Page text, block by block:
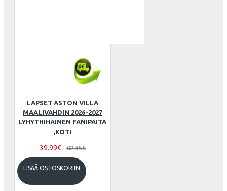
LAPSET ASTON VILLA
MAALIVAHDIN 2026-2027
LYHYTHIHAINEN FANIPAITA
,KOTI
39.99€ 82.35€
LISÄÄ OSTOSKORIIN